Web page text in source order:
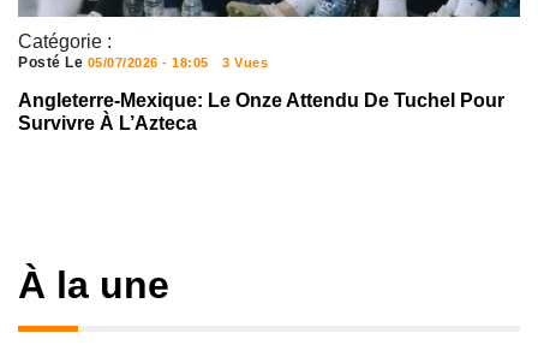
Catégorie :
Posté Le 05/07/2026 - 18:05 3 Vues
Angleterre-Mexique: Le Onze Attendu De Tuchel Pour
Survivre À L’Azteca
À la une